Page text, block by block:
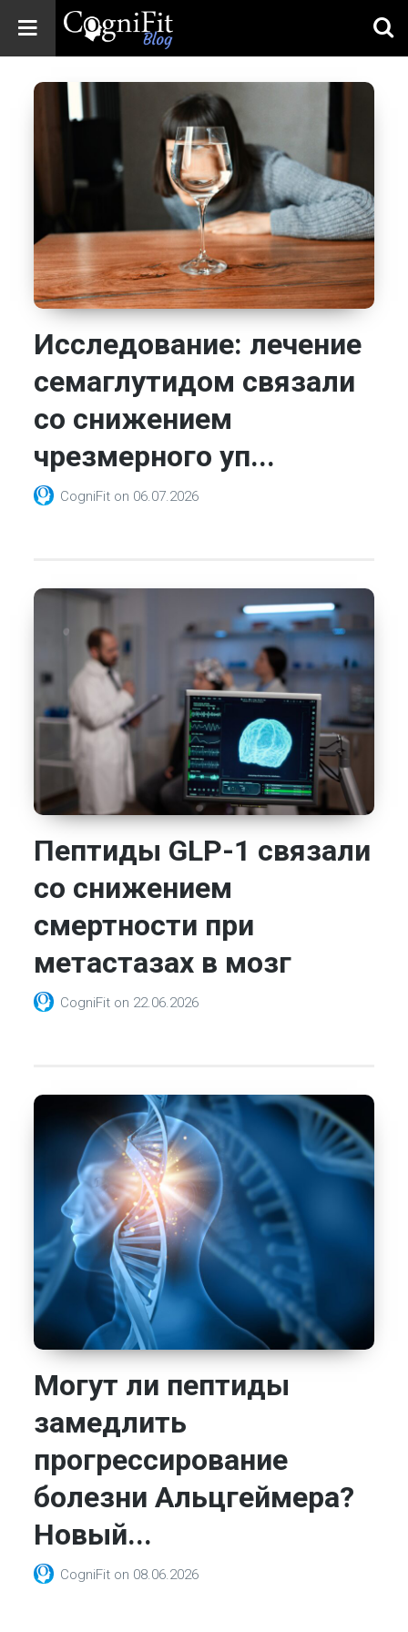
Blog: Brain
Health
Brain Training,
Mental Health, and
Исследование: лечение
семаглутидом связали
со снижением
чрезмерного уп...
CogniFit on 06.07.2026
Пептиды GLP-1 связали
со снижением
смертности при
метастазах в мозг
CogniFit on 22.06.2026
Могут ли пептиды
замедлить
прогрессирование
болезни Альцгеймера?
Новый...
CogniFit on 08.06.2026